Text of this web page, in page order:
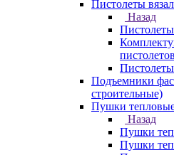
Пистолеты
Назад
пистолетов
Подъемники
строительные)
Пушки
Назад
Пушки
Пушки